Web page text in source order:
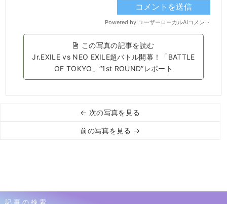
この写真の記事を読む
Jr.EXILE vs NEO EXILE超バトル開幕！「BATTLE
OF TOKYO」“1st ROUND”レポート
← 次の写真を見る
前の写真を見る →
記事の検索